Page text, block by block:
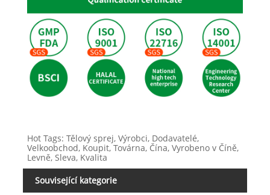
Hot Tags: Tělový sprej, Výrobci, Dodavatelé,
Velkoobchod, Koupit, Továrna, Čína, Vyrobeno v Číně,
Levně, Sleva, Kvalita
Související kategorie